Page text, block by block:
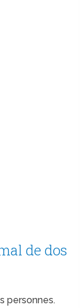
de dos
personnes.